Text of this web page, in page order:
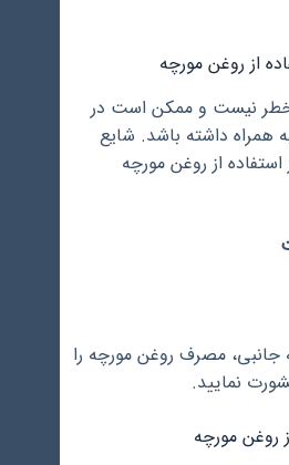
از روغن مورچه
خطر نیست و ممکن است در
همراه داشته باشد. شایع
از روغن مورچه
جانبی، مصرف روغن مورچه را
نمایید.
روغن مورچه